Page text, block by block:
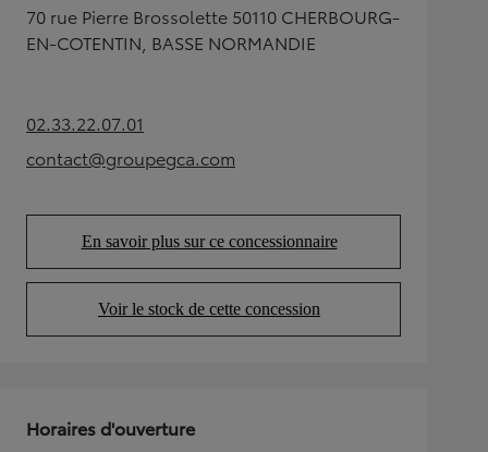
70 rue Pierre Brossolette 50110 CHERBOURG-
EN-COTENTIN, BASSE NORMANDIE
02.33.22.07.01(Opens in new tab)
contact@groupegca.com
(Opens in new tab)
En savoir plus sur ce concessionnaire
(Opens in new tab)
Voir le stock de cette concession
(Opens in new tab)
Horaires d'ouverture